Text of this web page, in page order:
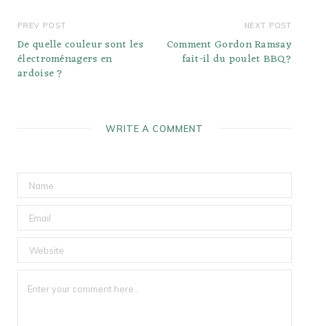
PREV POST
De quelle couleur sont les
électroménagers en
ardoise ?
NEXT POST
Comment Gordon Ramsay
fait-il du poulet BBQ?
WRITE A COMMENT